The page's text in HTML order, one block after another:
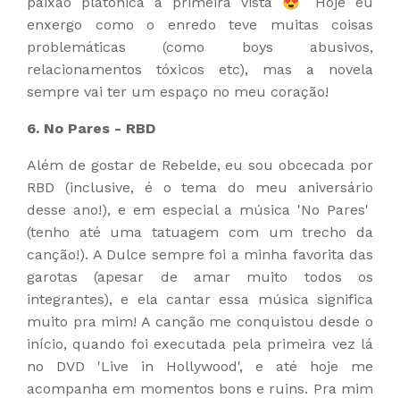
enxergo como o enredo teve muitas coisas
problemáticas (como boys abusivos,
relacionamentos tóxicos etc), mas a novela
sempre vai ter um espaço no meu coração!
6. No Pares - RBD
Além de gostar de Rebelde, eu sou obcecada por
RBD (inclusive, é o tema do meu aniversário
desse ano!), e em especial a música 'No Pares'
(tenho até uma tatuagem com um trecho da
canção!). A Dulce sempre foi a minha favorita das
garotas (apesar de amar muito todos os
integrantes), e ela cantar essa música significa
muito pra mim! A canção me conquistou desde o
início, quando foi executada pela primeira vez lá
no DVD 'Live in Hollywood', e até hoje me
acompanha em momentos bons e ruins. Pra mim